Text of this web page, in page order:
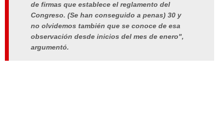
de firmas que establece el reglamento del
Congreso. (Se han conseguido a penas) 30 y
no olvidemos también que se conoce de esa
observación desde inicios del mes de enero",
argumentó.